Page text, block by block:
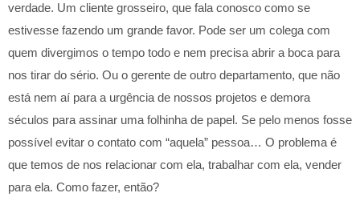
verdade. Um cliente grosseiro, que fala conosco como se
estivesse fazendo um grande favor. Pode ser um colega com
quem divergimos o tempo todo e nem precisa abrir a boca para
nos tirar do sério. Ou o gerente de outro departamento, que não
está nem aí para a urgência de nossos projetos e demora
séculos para assinar uma folhinha de papel. Se pelo menos fosse
possível evitar o contato com “aquela” pessoa… O problema é
que temos de nos relacionar com ela, trabalhar com ela, vender
para ela. Como fazer, então?